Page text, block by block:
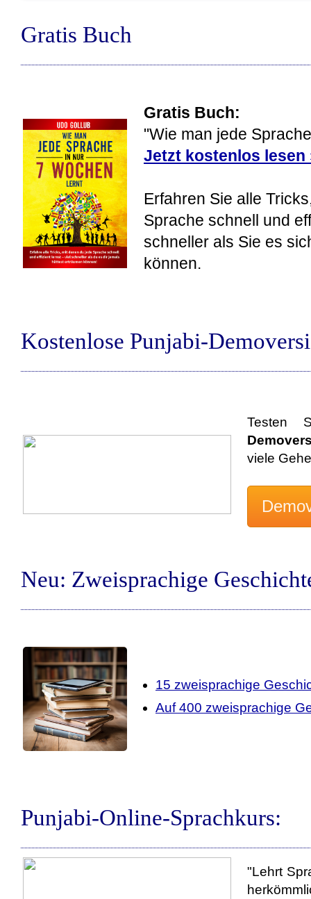
Gratis Buch
Gratis Buch:
"Wie man jede
Jetzt kostenlos lesen
Erfahren Sie alle
Sprache schnell und
schneller als Sie es
können.
Kostenlose Punjabi-
Testen
viele
Neu: Zweisprachige
15 zweisprachige
Auf 400 zweisprachige
Punjabi-Online-Sprachkurs:
"Lehrt